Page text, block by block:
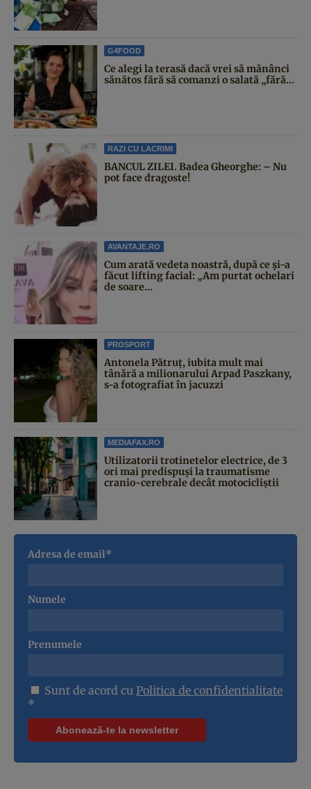
G4FOOD
Ce alegi la terasă dacă vrei să mănânci
sănătos fără să comanzi o salată „fără...
RAZI CU LACRIMI
BANCUL ZILEI. Badea Gheorghe: – Nu
pot face dragoste!
AVANTAJE.RO
Cum arată vedeta noastră, după ce și-a
făcut lifting facial: „Am purtat ochelari
de soare...
PROSPORT
Antonela Pătruț, iubita mult mai
tânără a milionarului Arpad Paszkany,
s-a fotografiat în jacuzzi
MEDIAFAX.RO
Utilizatorii trotinetelor electrice, de 3
ori mai predispuși la traumatisme
cranio-cerebrale decât motocicliștii
Adresa de email*
Numele
Prenumele
Sunt de acord cu Politica de confidentialitate
*